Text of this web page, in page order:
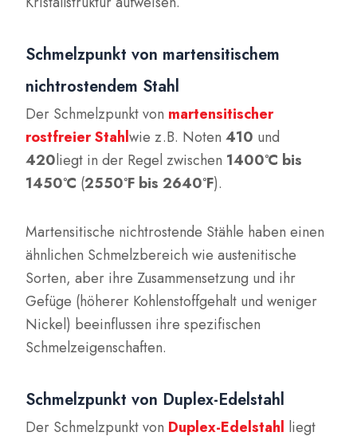
Schmelzpunkt von martensitischem
nichtrostendem Stahl
Der Schmelzpunkt von martensitischer
rostfreier Stahlwie z.B. Noten410 und
420liegt in der Regel zwischen 1400°C bis
1450°C (2550°F bis 2640°F).
Martensitische nichtrostende Stähle haben einen
ähnlichen Schmelzbereich wie austenitische
Sorten, aber ihre Zusammensetzung und ihr
Gefüge (höherer Kohlenstoffgehalt und weniger
Nickel) beeinflussen ihre spezifischen
Schmelzeigenschaften.
Schmelzpunkt von Duplex-Edelstahl
Der Schmelzpunkt von Duplex-Edelstahl liegt